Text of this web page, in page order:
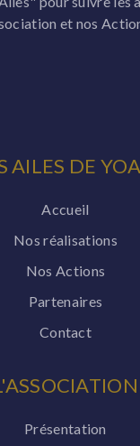
et nos
AILES DE
Accueil
Nos réalisations
Nos Actions
Partenaires
Contact
Présentation